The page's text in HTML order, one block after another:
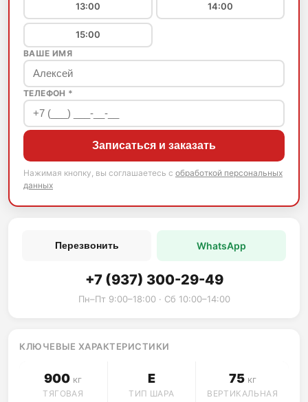
КЛЮЧЕВЫЕ ХАРАКТЕРИСТИКИ
900 кг
ТЯГОВАЯ
E
ТИП ШАРА
75кг
ВЕРТИКАЛЬНАЯ
13:00 14:00
15:00
ВАШЕ ИМЯ
ТЕЛЕФОН *
Записаться и заказать
Нажимая кнопку, вы соглашаетесь с обработкой персональных
данных
Перезвонить WhatsApp
+7 (937) 300-29-49
Пн–Пт 9:00–18:00 · Сб 10:00–14:00